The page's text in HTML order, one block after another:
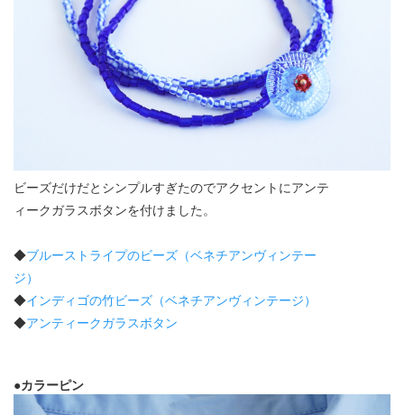
ビーズだけだとシンプルすぎたのでアクセントにアンテ
ィークガラスボタンを付けました。
◆ブルーストライプのビーズ（ベネチアンヴィンテー
ジ）
◆インディゴの竹ビーズ（ベネチアンヴィンテージ）
◆アンティークガラスボタン
●カラーピン